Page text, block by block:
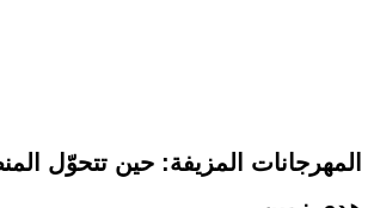
المهرجانات المزيفة: حين تتحوّل